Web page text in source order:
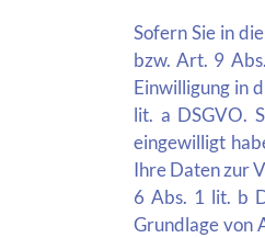
Sofern Sie in
bzw. Art. 9
Einwilligung in
lit. a DSGVO.
eingewilligt
Ihre Daten zur
6 Abs. 1 lit. b
Grundlage von